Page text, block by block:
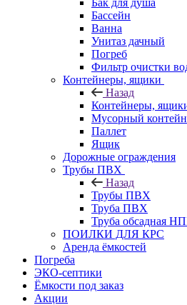
Бак для душа
Бассейн
Ванна
Унитаз дачный
Погреб
Фильтр очистки
Контейнеры, ящики
Назад
Контейнеры,
Мусорный
Паллет
Ящик
Дорожные ограждения
Трубы ПВХ
Назад
Трубы ПВХ
Труба ПВХ
Труба обсадная
ПОИЛКИ ДЛЯ КРС
Аренда ёмкостей
Погреба
ЭКО-септики
Ёмкости под заказ
Акции